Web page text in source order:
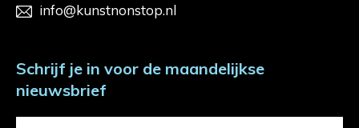
info@kunstnonstop.nl
Schrijf je in voor de maandelijkse
nieuwsbrief